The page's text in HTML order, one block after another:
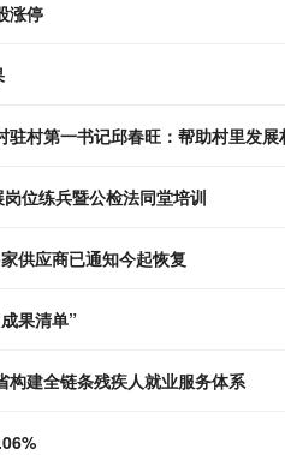
涨停
驻村第一书记邱春旺：帮助村里发
位练兵暨公检法同堂培训
供应商已通知今起恢复
果清单”
构建全链条残疾人就业服务体系